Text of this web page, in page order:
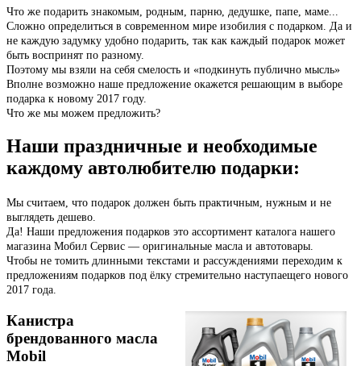
Что же подарить знакомым, родным, парню, дедушке, папе, маме...
Сложно определиться в современном мире изобилия с подарком. Да и
не каждую задумку удобно подарить, так как каждый подарок может
быть воспринят по разному.
Поэтому мы взяли на себя смелость и «подкинуть публично мысль»
Вполне возможно наше предложение окажется решающим в выборе
подарка к новому 2017 году.
Что же мы можем предложить?
Наши праздничные и необходимые
каждому автолюбителю подарки:
Мы считаем, что подарок должен быть практичным, нужным и не
выглядеть дешево.
Да! Наши предложения подарков это ассортимент каталога нашего
магазина Мобил Сервис — оригинальные масла и автотовары.
Чтобы не томить длинными текстами и рассуждениями переходим к
предложениям подарков под ёлку стремительно наступаещего нового
2017 года.
Канистра
брендованного масла
Mobil